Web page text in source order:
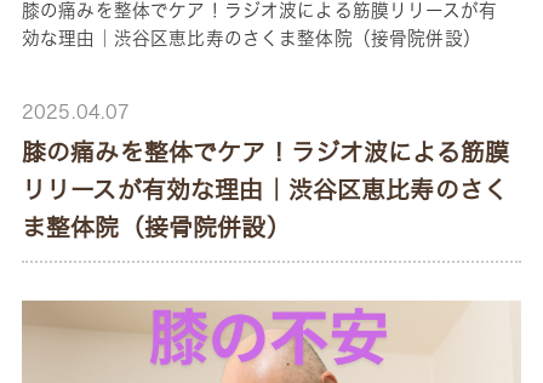
膝の痛みを整体でケア！ラジオ波による筋膜リリースが有
効な理由｜渋谷区恵比寿のさくま整体院（接骨院併設）
2025.04.07
膝の痛みを整体でケア！ラジオ波による筋膜
リリースが有効な理由｜渋谷区恵比寿のさく
ま整体院（接骨院併設）